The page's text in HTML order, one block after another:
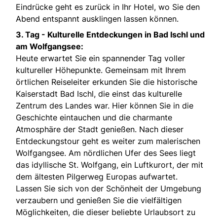
Eindrücke geht es zurück in Ihr Hotel, wo Sie den
Abend entspannt ausklingen lassen können.
3. Tag - Kulturelle Entdeckungen in Bad Ischl und
am Wolfgangsee:
Heute erwartet Sie ein spannender Tag voller
kultureller Höhepunkte. Gemeinsam mit Ihrem
örtlichen Reiseleiter erkunden Sie die historische
Kaiserstadt Bad Ischl, die einst das kulturelle
Zentrum des Landes war. Hier können Sie in die
Geschichte eintauchen und die charmante
Atmosphäre der Stadt genießen. Nach dieser
Entdeckungstour geht es weiter zum malerischen
Wolfgangsee. Am nördlichen Ufer des Sees liegt
das idyllische St. Wolfgang, ein Luftkurort, der mit
dem ältesten Pilgerweg Europas aufwartet.
Lassen Sie sich von der Schönheit der Umgebung
verzaubern und genießen Sie die vielfältigen
Möglichkeiten, die dieser beliebte Urlaubsort zu